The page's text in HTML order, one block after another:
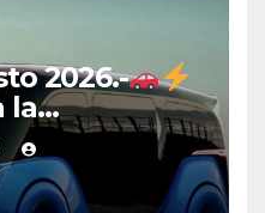
2026.-
la
con
junto